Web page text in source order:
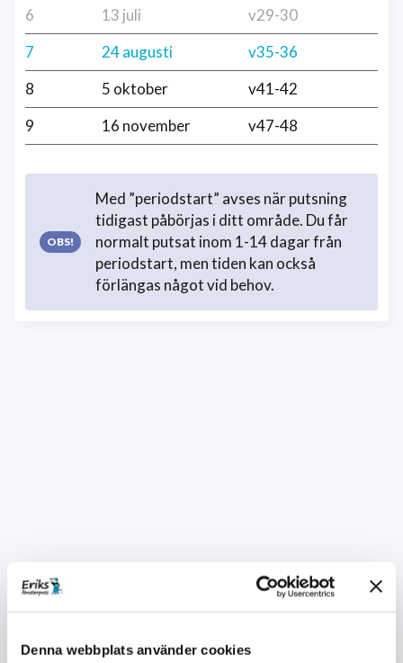
Denna webbplats använder cookies
6
13 juli
v29-30
7
24 augusti
v35-36
8
5 oktober
v41-42
9
16 november v47-48
Med ”periodstart” avses när putsning
tidigast påbörjas i ditt område. Du får
normalt putsat inom 1-14 dagar från
periodstart, men tiden kan också
förlängas något vid behov.